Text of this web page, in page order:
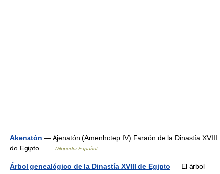
Akenatón — Ajenatón (Amenhotep IV) Faraón de la Dinastía XVIII
de Egipto …
Wikipedia Español
Árbol genealógico de la Dinastía XVIII de Egipto — El árbol